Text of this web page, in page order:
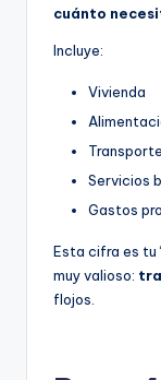
cuánto
Incluye:
Vivienda
Transporte
Servicios
Gastos
Esta cifra es tu
muy valioso:
flojos.